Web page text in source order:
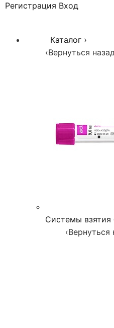
Регистрация Вход
Каталог ›
‹Вернуться
Системы взятия
‹Вернуться